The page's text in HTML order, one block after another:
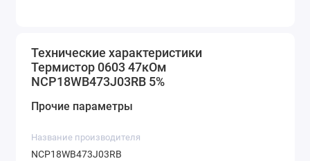
Технические характеристики
Термистор 0603 47кОм
NCP18WB473J03RB 5%
Прочие параметры
Название производителя
NCP18WB473J03RB